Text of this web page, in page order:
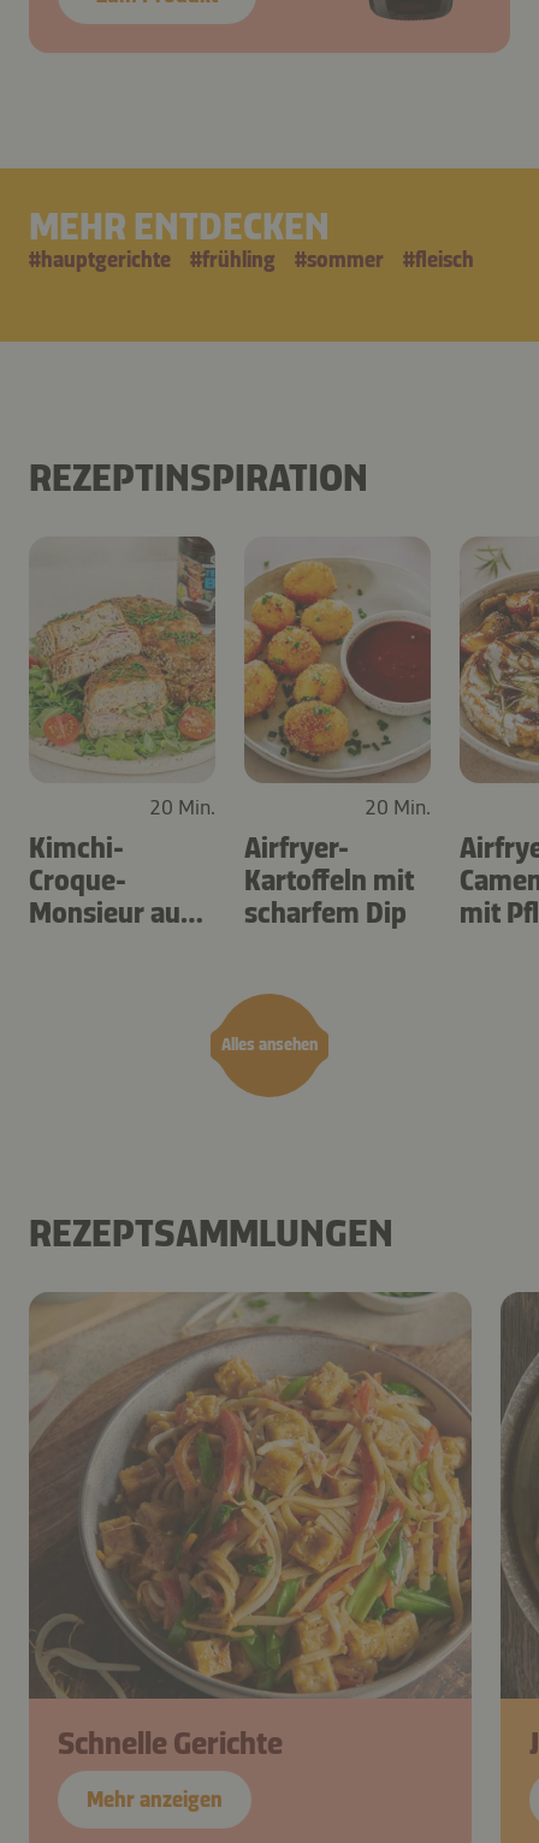
MEHR ENTDECKEN
#hauptgerichte #frühling #sommer #fleisch
REZEPTINSPIRATION
Alles ansehen
20 Min.
Kimchi-
Croque-
Monsieur aus
20 Min.
Airfryer-
Kartoffeln mit
scharfem Dip
mit
REZEPTSAMMLUNGEN
Schnelle Gerichte
Mehr anzeigen